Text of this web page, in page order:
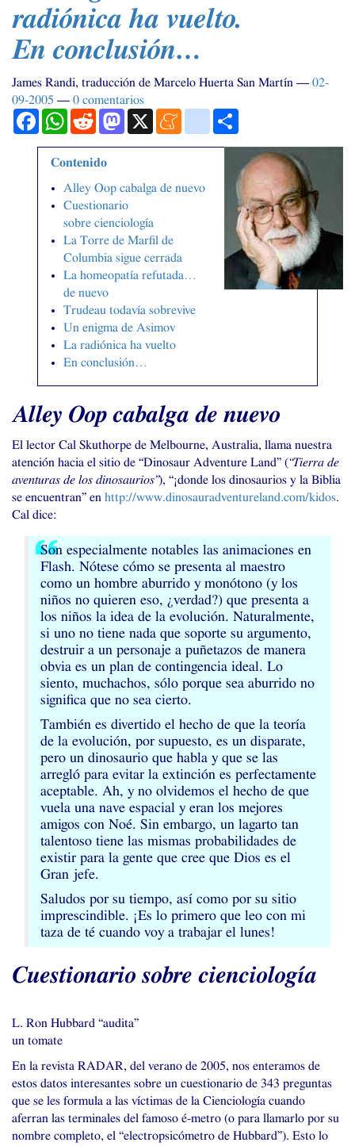
radiónica ha vuelto.
En conclusión…
James Randi, traducción de Marcelo Huerta San Martín
02-
09-2005
0 comentarios
FacebookWhatsApp
RedditMastodon
X Meneameblogger_post
Contenido
Alley Oop cabalga de nuevo
Cuestionario
sobre cienciología
La Torre de Marfil de
Columbia sigue cerrada
La homeopatía refutada…
de nuevo
Trudeau todavía sobrevive
Un enigma de Asimov
La radiónica ha vuelto
En conclusión…
Alley Oop cabalga de nuevo
El lector Cal Skuthorpe de Melbourne, Australia, llama nuestra
atención hacia el sitio de “Dinosaur Adventure Land” (“Tierra de
aventuras de los dinosaurios”), “¡donde los dinosaurios y la Biblia
se encuentran” en http://www.dinosauradventureland.com/kidos.
Cal dice:
Son especialmente notables las animaciones en
Flash. Nótese cómo se presenta al maestro
como un hombre aburrido y monótono (y los
niños no quieren eso, ¿verdad?) que presenta a
los niños la idea de la evolución. Naturalmente,
si uno no tiene nada que soporte su argumento,
destruir a un personaje a puñetazos de manera
obvia es un plan de contingencia ideal. Lo
siento, muchachos, sólo porque sea aburrido no
significa que no sea cierto.
También es divertido el hecho de que la teoría
de la evolución, por supuesto, es un disparate,
pero un dinosaurio que habla y que se las
arregló para evitar la extinción es perfectamente
aceptable. Ah, y no olvidemos el hecho de que
vuela una nave espacial y eran los mejores
amigos con Noé. Sin embargo, un lagarto tan
talentoso tiene las mismas probabilidades de
existir para la gente que cree que Dios es el
Gran jefe.
Saludos por su tiempo, así como por su sitio
imprescindible. ¡Es lo primero que leo con mi
taza de té cuando voy a trabajar el lunes!
Cuestionario sobre cienciología
L. Ron Hubbard “audita”
un tomate
En la revista RADAR, del verano de 2005, nos enteramos de
estos datos interesantes sobre un cuestionario de 343 preguntas
que se les formula a las víctimas de la Cienciología cuando
aferran las terminales del famoso é-metro (o para llamarlo por su
nombre completo, el “electropsicómetro de Hubbard”). Esto lo